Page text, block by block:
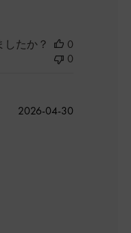
たか？
0
0
公
2026-04-30